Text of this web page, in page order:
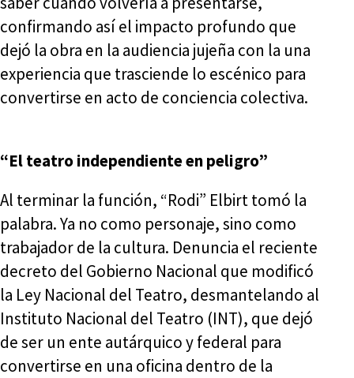
confirmando así el impacto profundo que
dejó la obra en la audiencia jujeña con la una
experiencia que trasciende lo escénico para
convertirse en acto de conciencia colectiva.
“El teatro independiente en peligro”
Al terminar la función, “Rodi” Elbirt tomó la
palabra. Ya no como personaje, sino como
trabajador de la cultura. Denuncia el reciente
decreto del Gobierno Nacional que modificó
la Ley Nacional del Teatro, desmantelando al
Instituto Nacional del Teatro (INT), que dejó
de ser un ente autárquico y federal para
convertirse en una oficina dentro de la